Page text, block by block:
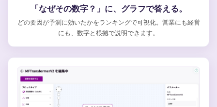
「なぜその数字？」に、グラフで答える。
どの要因が予測に効いたかをランキングで可視化。営業にも経営
にも、数字と根拠で説明できます。